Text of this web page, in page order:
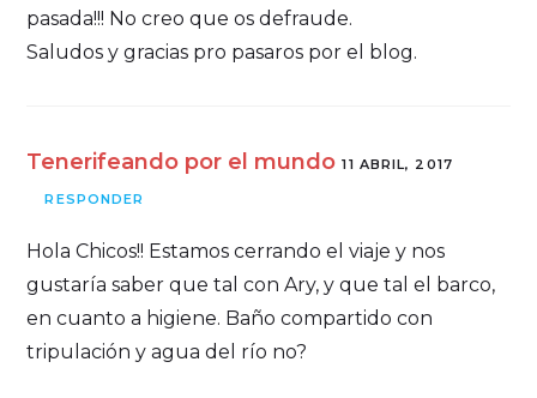
pasada!!! No creo que os defraude.
Saludos y gracias pro pasaros por el blog.
Tenerifeando por el mundo 11 ABRIL, 2017
RESPONDER
Hola Chicos!! Estamos cerrando el viaje y nos
gustaría saber que tal con Ary, y que tal el barco,
en cuanto a higiene. Baño compartido con
tripulación y agua del río no?